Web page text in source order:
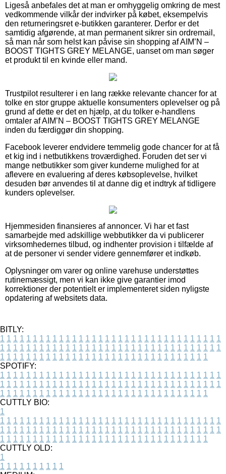
Ligeså anbefales det at man er omhyggelig omkring de mest
vedkommende vilkår der indvirker på købet, eksempelvis
den returneringsret e-butikken garanterer. Derfor er det
samtidig afgørende, at man permanent sikrer sin ordremail,
så man når som helst kan påvise sin shopping af AIM’N –
BOOST TIGHTS GREY MELANGE, uanset om man søger
et produkt til en kvinde eller mand.
Trustpilot resulterer i en lang række relevante chancer for at
tolke en stor gruppe aktuelle konsumenters oplevelser og på
grund af dette er det en hjælp, at du tolker e-handlens
omtaler af AIM’N – BOOST TIGHTS GREY MELANGE
inden du færdiggør din shopping.
Facebook leverer endvidere temmelig gode chancer for at få
et kig ind i netbutikkens troværdighed. Foruden det ser vi
mange netbutikker som giver kunderne mulighed for at
aflevere en evaluering af deres købsoplevelse, hvilket
desuden bør anvendes til at danne dig et indtryk af tidligere
kunders oplevelser.
Hjemmesiden finansieres af annoncer. Vi har et fast
samarbejde med adskillige webbutikker da vi publicerer
virksomhedernes tilbud, og indhenter provision i tilfælde af
at de personer vi sender videre gennemfører et indkøb.
Oplysninger om varer og online varehuse understøttes
rutinemæssigt, men vi kan ikke give garantier imod
korrektioner der potentielt er implementeret siden nyligste
opdatering af websitets data.
BITLY:
1 1 1 1 1 1 1 1 1 1 1 1 1 1 1 1 1 1 1 1 1 1 1 1 1 1 1 1 1 1 1 1 1 1
1 1 1 1 1 1 1 1 1 1 1 1 1 1 1 1 1 1 1 1 1 1 1 1 1 1 1 1 1 1 1 1 1 1
1 1 1 1 1 1 1 1 1 1 1 1 1 1 1 1 1 1 1 1 1 1 1 1 1 1 1 1 1 1 1 1
SPOTIFY:
1 1 1 1 1 1 1 1 1 1 1 1 1 1 1 1 1 1 1 1 1 1 1 1 1 1 1 1 1 1 1 1 1 1
1 1 1 1 1 1 1 1 1 1 1 1 1 1 1 1 1 1 1 1 1 1 1 1 1 1 1 1 1 1 1 1 1 1
1 1 1 1 1 1 1 1 1 1 1 1 1 1 1 1 1 1 1 1 1 1 1 1 1 1 1 1 1 1 1 1
CUTTLY BIO:
1
1 1 1 1 1 1 1 1 1 1 1 1 1 1 1 1 1 1 1 1 1 1 1 1 1 1 1 1 1 1 1 1 1 1
1 1 1 1 1 1 1 1 1 1 1 1 1 1 1 1 1 1 1 1 1 1 1 1 1 1 1 1 1 1 1 1 1 1
1 1 1 1 1 1 1 1 1 1 1 1 1 1 1 1 1 1 1 1 1 1 1 1 1 1 1 1 1 1 1 1
CUTTLY OLD:
1
1 1 1 1 1 1 1 1 1 1